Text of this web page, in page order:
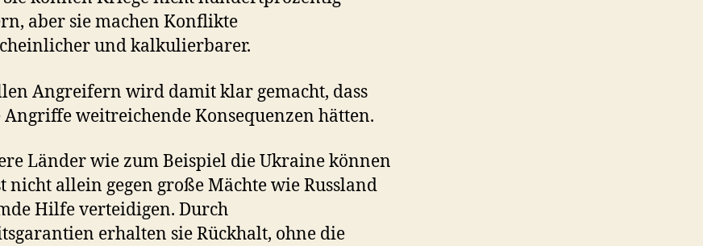
aber sie machen Konflikte
und kalkulierbarer.
Angreifern wird damit klar gemacht, dass
weitreichende Konsequenzen hätten.
Länder wie zum Beispiel die Ukraine können
nicht allein gegen große Mächte wie Russland
Hilfe verteidigen. Durch
erhalten sie Rückhalt, ohne die